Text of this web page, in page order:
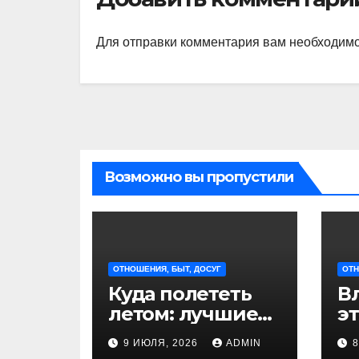
Для отправки комментария вам
Возможно вы пропустили
ОТНОШЕНИЯ, БЫТ, ДОСУГ
Куда полететь
летом: лучшие
направления
для отдыха из
9 ИЮЛЯ, 2026 ADMIN